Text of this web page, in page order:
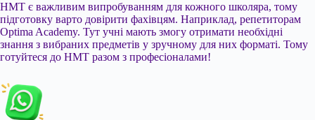
НМТ є важливим випробуванням для кожного школяра, тому
підготовку варто довірити фахівцям. Наприклад, репетиторам
Optima Academy. Тут учні мають змогу отримати необхідні
знання з вибраних предметів у зручному для них форматі. Тому
готуйтеся до НМТ разом з професіоналами!